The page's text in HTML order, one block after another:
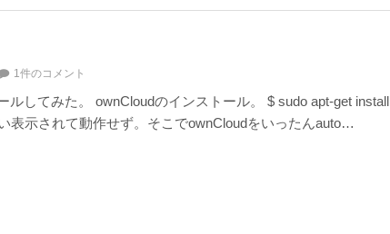
1件のコメント
してみた。 ownCloudのインストール。 $ sudo apt-get install
表示されて動作せず。そこでownCloudをいったんauto…